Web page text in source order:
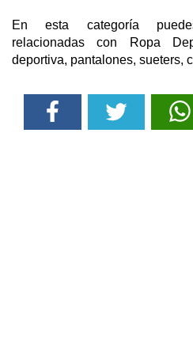
En esta categoría
relacionadas con Ropa
deportiva, pantalones, sueters,